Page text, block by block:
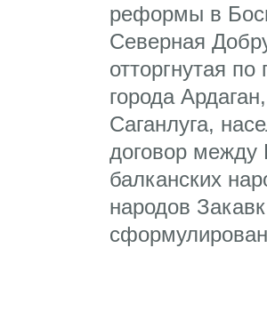
реформы в
Северная
отторгнутая
города
Саганлуга,
договор между
балканских
народов